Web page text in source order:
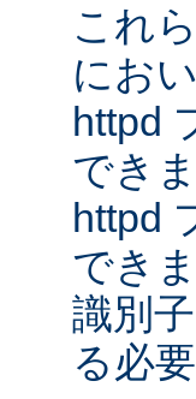
これ
にお
httpd
でき
httpd
でき
識別
る必